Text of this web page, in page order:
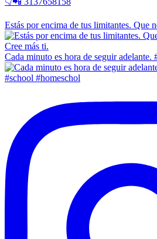
Estás por encima de tus limitantes. Que
Cada minuto es hora de seguir adelante.